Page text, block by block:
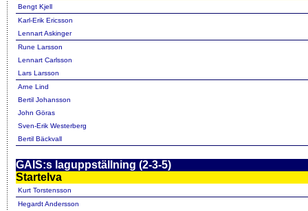
Bengt Kjell
Karl-Erik Ericsson
Lennart Askinger
Rune Larsson
Lennart Carlsson
Lars Larsson
Arne Lind
Bertil Johansson
John Göras
Sven-Erik Westerberg
Bertil Bäckvall
GAIS:s laguppställning (2-3-5)
Startelva
Kurt Torstensson
Hegardt Andersson